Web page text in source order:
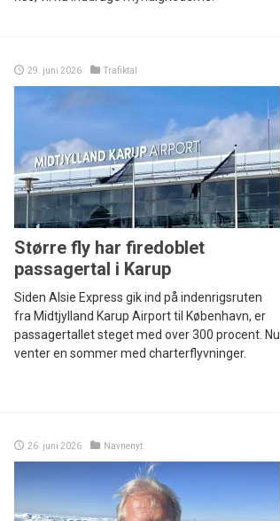
29. juni 2026 Trafiktal
Større fly har firedoblet
passagertal i Karup
Siden Alsie Express gik ind på indenrigsruten
fra Midtjylland Karup Airport til København, er
passagertallet steget med over 300 procent. Nu
venter en sommer med charterflyvninger.
26. juni 2026 Navnenyt